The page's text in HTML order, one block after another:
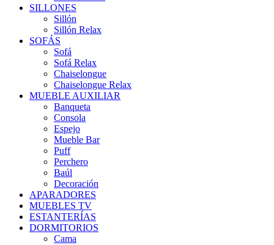
SILLONES
Sillón
Sillón Relax
SOFÁS
Sofá
Sofá Relax
Chaiselongue
Chaiselongue Relax
MUEBLE AUXILIAR
Banqueta
Consola
Espejo
Mueble Bar
Puff
Perchero
Baúl
Decoración
APARADORES
MUEBLES TV
ESTANTERÍAS
DORMITORIOS
Cama